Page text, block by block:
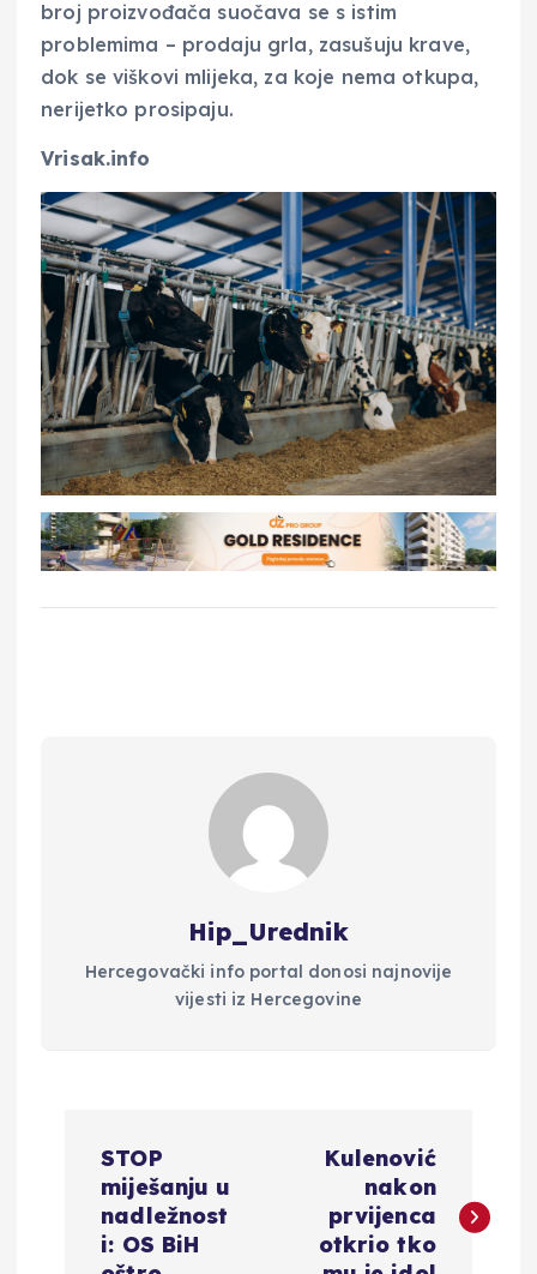
broj proizvođača suočava se s istim
problemima – prodaju grla, zasušuju krave,
dok se viškovi mlijeka, za koje nema otkupa,
nerijetko prosipaju.
Vrisak.info
Hip_Urednik
Hercegovački info portal donosi najnovije
vijesti iz Hercegovine
STOP
miješanju u
nadležnost
i: OS BiH
Kulenović
nakon
prvijenca
otkrio tko